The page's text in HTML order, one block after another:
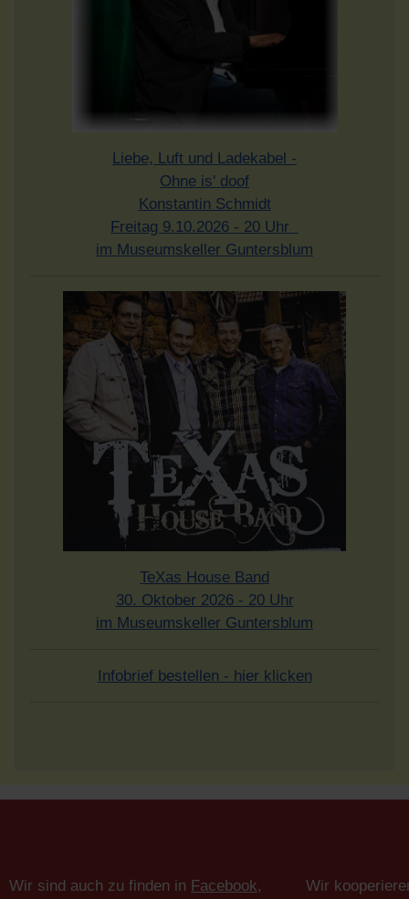
Liebe, Luft und Ladekabel -
Ohne is' doof
Konstantin Schmidt
Freitag 9.10.2026 - 20 Uhr
im Museumskeller Guntersblum
TeXas House Band
30. Oktober 2026 - 20 Uhr
im Museumskeller Guntersblum
Infobrief bestellen - hier klicken
Wir sind auch zu finden in Facebook,
Wir